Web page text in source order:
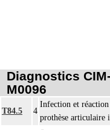
Diagnostics
M0096
T84.5 4
Infection et
prothèse articulaire